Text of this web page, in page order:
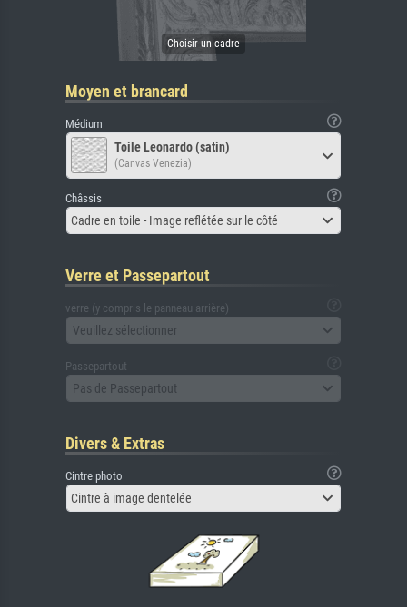
Moyen et brancard
Médium
Toile Leonardo (satin)
(Canvas Venezia)
Châssis
Cadre en toile - Image reflétée sur le côté
Verre et Passepartout
verre (y compris le panneau arrière)
Veuillez sélectionner
Passepartout
Pas de Passepartout
Divers & Extras
Cintre photo
Cintre à image dentelée